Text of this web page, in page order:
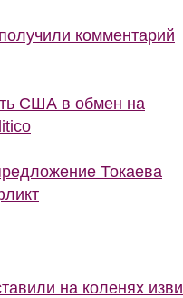
комментарий
США в обмен на
Токаева
на коленях